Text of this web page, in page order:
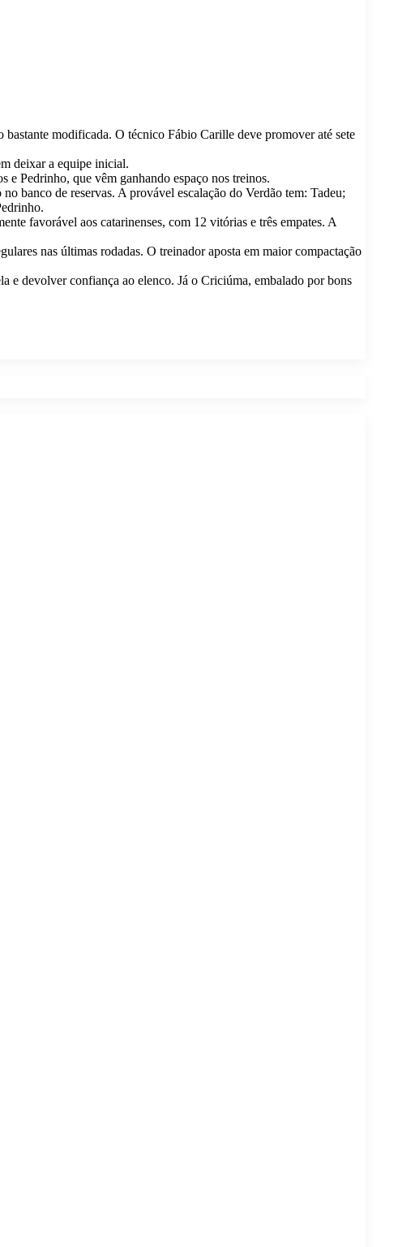
modificada. O técnico Fábio Carille deve promover até sete
deixar a equipe inicial.
Pedrinho, que vêm ganhando espaço nos treinos.
banco de reservas. A provável escalação do Verdão tem: Tadeu;
favorável aos catarinenses, com 12 vitórias e três empates. A
nas últimas rodadas. O treinador aposta em maior compactação
e devolver confiança ao elenco. Já o Criciúma, embalado por bons